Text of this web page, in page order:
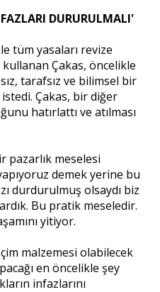
DURURULMALI'
tüm yasaları revize
Çakas, öncelikle
tarafsız ve bilimsel bir
istedi. Çakas, bir diğer
hatırlattı ve atılması
pazarlık meselesi
demek yerine bu
durdurulmuş olsaydı biz
Bu pratik meseledir.
yitiyor.
malzemesi olabilecek
en öncelikle şey
infazlarını